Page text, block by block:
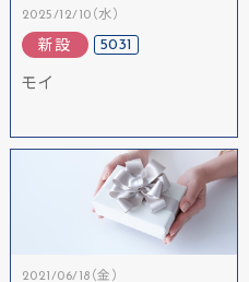
2025/12/10（水）
新設 5031
モイ
2021/06/18（金）